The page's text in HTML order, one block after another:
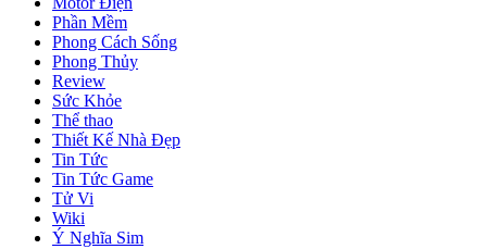
Phần Mềm
Phong Cách Sống
Phong Thủy
Review
Sức Khỏe
Thể thao
Thiết Kế Nhà Đẹp
Tin Tức
Tin Tức Game
Tử Vi
Wiki
Ý Nghĩa Sim